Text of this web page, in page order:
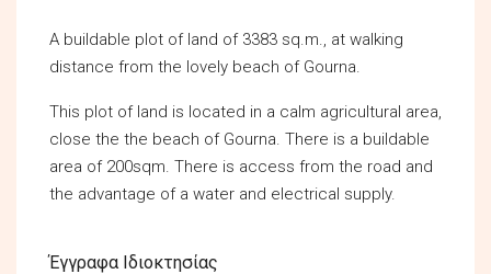
A buildable plot of land of 3383 sq.m., at walking
distance from the lovely beach of Gourna.
This plot of land is located in a calm agricultural area,
close the the beach of Gourna. There is a buildable
area of 200sqm. There is access from the road and
the advantage of a water and electrical supply.
Έγγραφα Ιδιοκτησίας